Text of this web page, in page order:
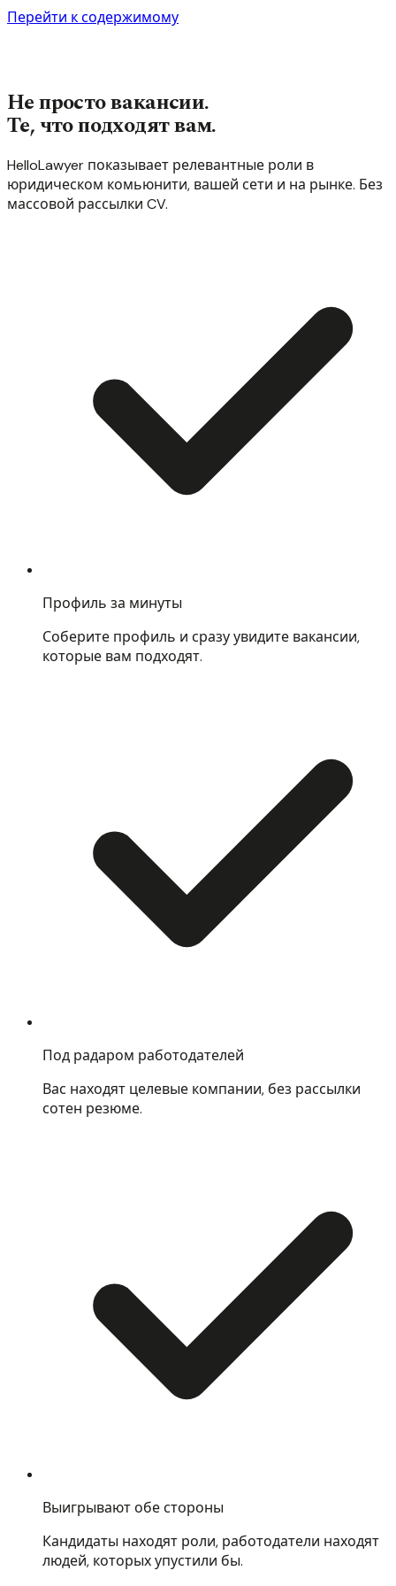
Перейти к содержимому
Не просто вакансии.
Те, что подходят вам.
HelloLawyer показывает релевантные роли в
юридическом комьюнити, вашей сети и на рынке. Без
массовой рассылки CV.
Профиль за минуты
Соберите профиль и сразу увидите вакансии,
которые вам подходят.
Под радаром работодателей
Вас находят целевые компании, без рассылки
сотен резюме.
Выигрывают обе стороны
Кандидаты находят роли, работодатели находят
людей, которых упустили бы.